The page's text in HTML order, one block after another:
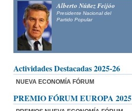
Alberto Núñez Feijóo
Presidente Nacional del
Partido Popular
Actividades Destacadas 2025-26
NUEVA ECONOMÍA FÓRUM
PREMIO FÓRUM EUROPA 2025